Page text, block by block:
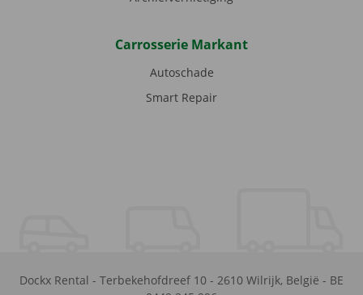
Carrosserie Markant
Autoschade
Smart Repair
Dockx Rental - Terbekehofdreef 10 - 2610 Wilrijk, België - BE